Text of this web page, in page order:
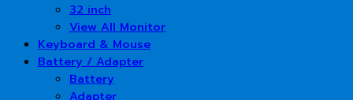
32 inch
View All Monitor
Keyboard & Mouse
Battery / Adapter
Battery
Adapter